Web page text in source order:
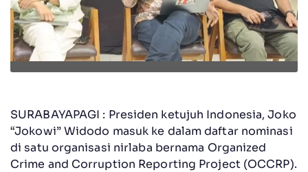
SURABAYAPAGI : Presiden ketujuh Indonesia, Joko
“Jokowi” Widodo masuk ke dalam daftar nominasi
di satu organisasi nirlaba bernama Organized
Crime and Corruption Reporting Project (OCCRP).